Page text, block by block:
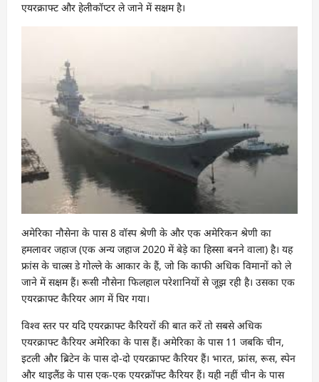
एयरक्राफ्ट और हेलीकॉप्टर ले जाने में सक्षम है।
अमेरिका नौसेना के पास 8 वॉस्प श्रेणी के और एक अमेरिकन श्रेणी का
हमलावर जहाज (एक अन्य जहाज 2020 में बेड़े का हिस्सा बनने वाला) है। यह
फ्रांस के चाल्र्स डे गोल्ले के आकार के हैं, जो कि काफी अधिक विमानों को ले
जाने में सक्षम हैं। रूसी नौसेना फिलहाल परेशानियों से जूझ रही है। उसका एक
एयरक्राफ्ट कैरियर आग में घिर गया।
विश्‍व स्‍तर पर यदि एयरक्राफ्ट कैरियरों की बात करें तो सबसे अध‍िक
एयरक्राफ्ट कैरियर अमेरिका के पास हैं। अमेरिका के पास 11 जबकि चीन,
इटली और ब्रिटेन के पास दो-दो एयरक्राफ्ट कैरियर हैं। भारत, फ्रांस, रूस, स्‍पेन
और थाइलैंड के पास एक-एक एयरक्रॉफ्ट कैरियर हैं। यही नहीं चीन के पास